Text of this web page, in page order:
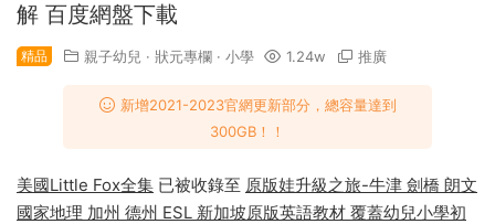
解 百度網盤下載
精品 親子幼兒 · 狀元專欄 · 小學 1.24w 推廣
新增2021-2023官網更新部分，總容量達到
300GB！！
美國Little Fox全集 已被收錄至 原版娃升級之旅-牛津 劍橋 朗文
國家地理 加州 德州 ESL 新加坡原版英語教材 覆蓋幼兒小學初